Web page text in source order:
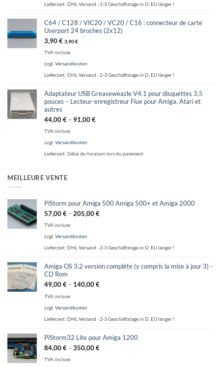
Lieferzeit: DHL Versand - 2-3 Geschäftstage in D, EU länger !
C64 / C128 / VIC20 / VC20 / C16 : connecteur de carte
Userport 24 broches (2x12)
3,90€ 3,90€
TVA incluse
zzgl. Versandkosten
Lieferzeit: DHL Versand - 2-3 Geschäftstage in D, EU länger !
Adaptateur USB Greaseweazle V4.1 pour disquettes 3,5
pouces – Lecteur-enregistreur Flux pour Amiga, Atari et
autres
44,00€ –91,00€
TVA incluse
zzgl. Versandkosten
Lieferzeit: Délai de livraison lors du paiement
MEILLEURE VENTE
PiStorm pour Amiga 500 Amiga 500+ et Amiga 2000
57,00€ –205,00€
TVA incluse
zzgl. Versandkosten
Lieferzeit: DHL Versand - 2-3 Geschäftstage in D, EU länger !
Amiga OS 3.2 version complète (y compris la mise à jour 3) -
CD Rom
49,00€ – 140,00€
TVA incluse
zzgl. Versandkosten
Lieferzeit: DHL Versand - 2-3 Geschäftstage in D, EU länger !
PiStorm32 Lite pour Amiga 1200
84,00€ –350,00€
TVA incluse